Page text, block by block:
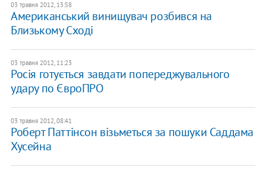
03 травня 2012, 13:58
Американський винищувач розбився на
Близькому Сході
03 травня 2012, 11:23
Росія готується завдати попереджувального
удару по ЄвроПРО
03 травня 2012, 08:41
Роберт Паттінсон візьметься за пошуки Саддама
Хусейна